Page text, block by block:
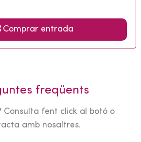
Comprar entrada
freqüents
Consulta fent click al botó o
amb nosaltres.